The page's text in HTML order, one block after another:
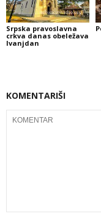
Srpska pravoslavna
crkva danas obeležava
Ivanjdan
KOMENTARIŠI